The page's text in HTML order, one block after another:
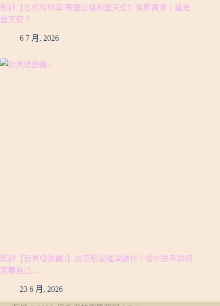
影評【名偵探柯南:高速公路的墮天使】電影寓意｜誰是
墮天使？
6 7 月, 2026
影評【玩具總動員5】皮克斯最催淚續作？從中思考如何
定義自己…
23 6 月, 2026